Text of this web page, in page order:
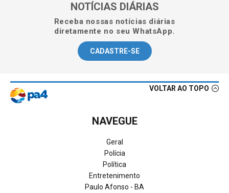
NOTÍCIAS DIÁRIAS
Receba nossas notícias diárias
diretamente no seu WhatsApp.
CADASTRE-SE
VOLTAR AO TOPO
NAVEGUE
Geral
Polícia
Política
Entretenimento
Paulo Afonso - BA